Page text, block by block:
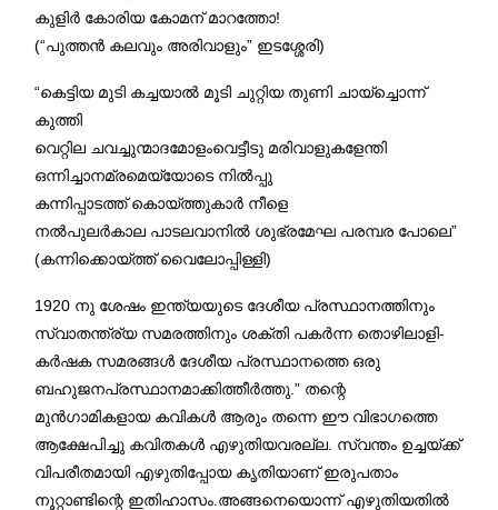
കുളിർ കോരിയ കോമന് മാറത്തോ!
(“പുത്തൻ കലവും അരിവാളും” ഇടശ്ശേരി)
“കെട്ടിയ മുടി കച്ചയാൽ മൂടി ചുറ്റിയ തുണി ചായ്ച്ചൊന്ന്
കുത്തി
വെറ്റില ചവച്ചുന്മാദമോളംവെട്ടീടു മരിവാളുകളേന്തി
ഒന്നിച്ചാനമ്രമെയ്യോടെ നിൽപ്പു
കന്നിപ്പാടത്ത് കൊയ്ത്തുകാർ നീളെ
നല്‍പുലർകാല പാടലവാനിൽ ശുഭ്രമേഘ പരമ്പര പോലെ”
(കന്നിക്കൊയ്ത്ത് വൈലോപ്പിള്ളി)
1920 നു ശേഷം ഇന്ത്യയുടെ ദേശീയ പ്രസ്ഥാനത്തിനും
സ്വാതന്ത്ര്യ സമരത്തിനും ശക്തി പകർന്ന തൊഴിലാളി-
കർഷക സമരങ്ങൾ ദേശീയ പ്രസ്ഥാനത്തെ ഒരു
ബഹുജനപ്രസ്ഥാനമാക്കിത്തീർത്തു.” തന്റെ
മുൻഗാമികളായ കവികൾ ആരും തന്നെ ഈ വിഭാഗത്തെ
ആക്ഷേപിച്ചു കവിതകൾ എഴുതിയവരല്ല. സ്വന്തം ഉച്ചയ്ക്ക്
വിപരീതമായി എഴുതിപ്പോയ കൃതിയാണ് ഇരുപതാം
നൂറ്റാണ്ടിന്റെ ഇതിഹാസം.അങ്ങനെയൊന്ന് എഴുതിയതിൽ